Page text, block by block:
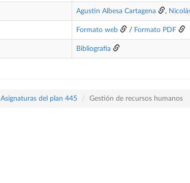
Agustin Albesa Cartagena ,
Formato web / Formato PDF
Bibliografía
Asignaturas del plan 445 Gestión de recursos humanos